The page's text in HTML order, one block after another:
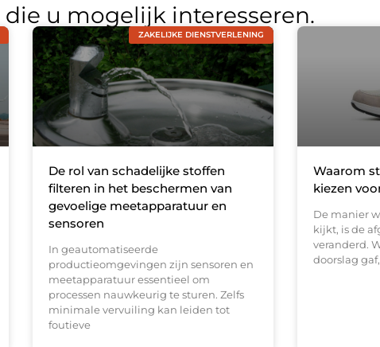
die u mogelijk interesseren.
ZAKELIJKE DIENSTVERLENING
De rol van schadelijke stoffen
filteren in het beschermen van
gevoelige meetapparatuur en
sensoren
In geautomatiseerde
productieomgevingen zijn sensoren en
meetapparatuur essentieel om
processen nauwkeurig te sturen. Zelfs
minimale vervuiling kan leiden tot
foutieve
Waarom
kiezen
De manier
kijkt, is de
veranderd.
doorslag gaf,